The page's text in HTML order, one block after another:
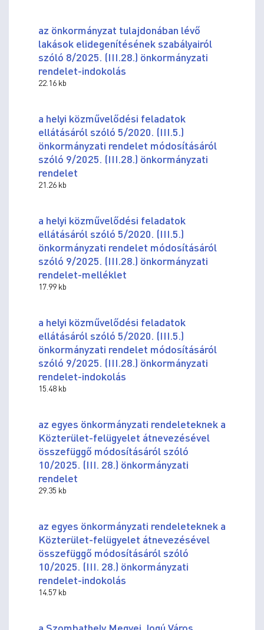
az önkormányzat tulajdonában lévő
lakások elidegenítésének szabályairól
szóló 8/2025. (III.28.) önkormányzati
rendelet-indokolás
22.16 kb
a helyi közművelődési feladatok
ellátásáról szóló 5/2020. (III.5.)
önkormányzati rendelet módosításáról
szóló 9/2025. (III.28.) önkormányzati
rendelet
21.26 kb
a helyi közművelődési feladatok
ellátásáról szóló 5/2020. (III.5.)
önkormányzati rendelet módosításáról
szóló 9/2025. (III.28.) önkormányzati
rendelet-melléklet
17.99 kb
a helyi közművelődési feladatok
ellátásáról szóló 5/2020. (III.5.)
önkormányzati rendelet módosításáról
szóló 9/2025. (III.28.) önkormányzati
rendelet-indokolás
15.48 kb
az egyes önkormányzati rendeleteknek a
Közterület-felügyelet átnevezésével
összefüggő módosításáról szóló
10/2025. (III. 28.) önkormányzati
rendelet
29.35 kb
az egyes önkormányzati rendeleteknek a
Közterület-felügyelet átnevezésével
összefüggő módosításáról szóló
10/2025. (III. 28.) önkormányzati
rendelet-indokolás
14.57 kb